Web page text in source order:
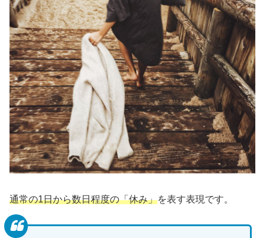
通常の1日から数日程度の「休み」を表す表現です。